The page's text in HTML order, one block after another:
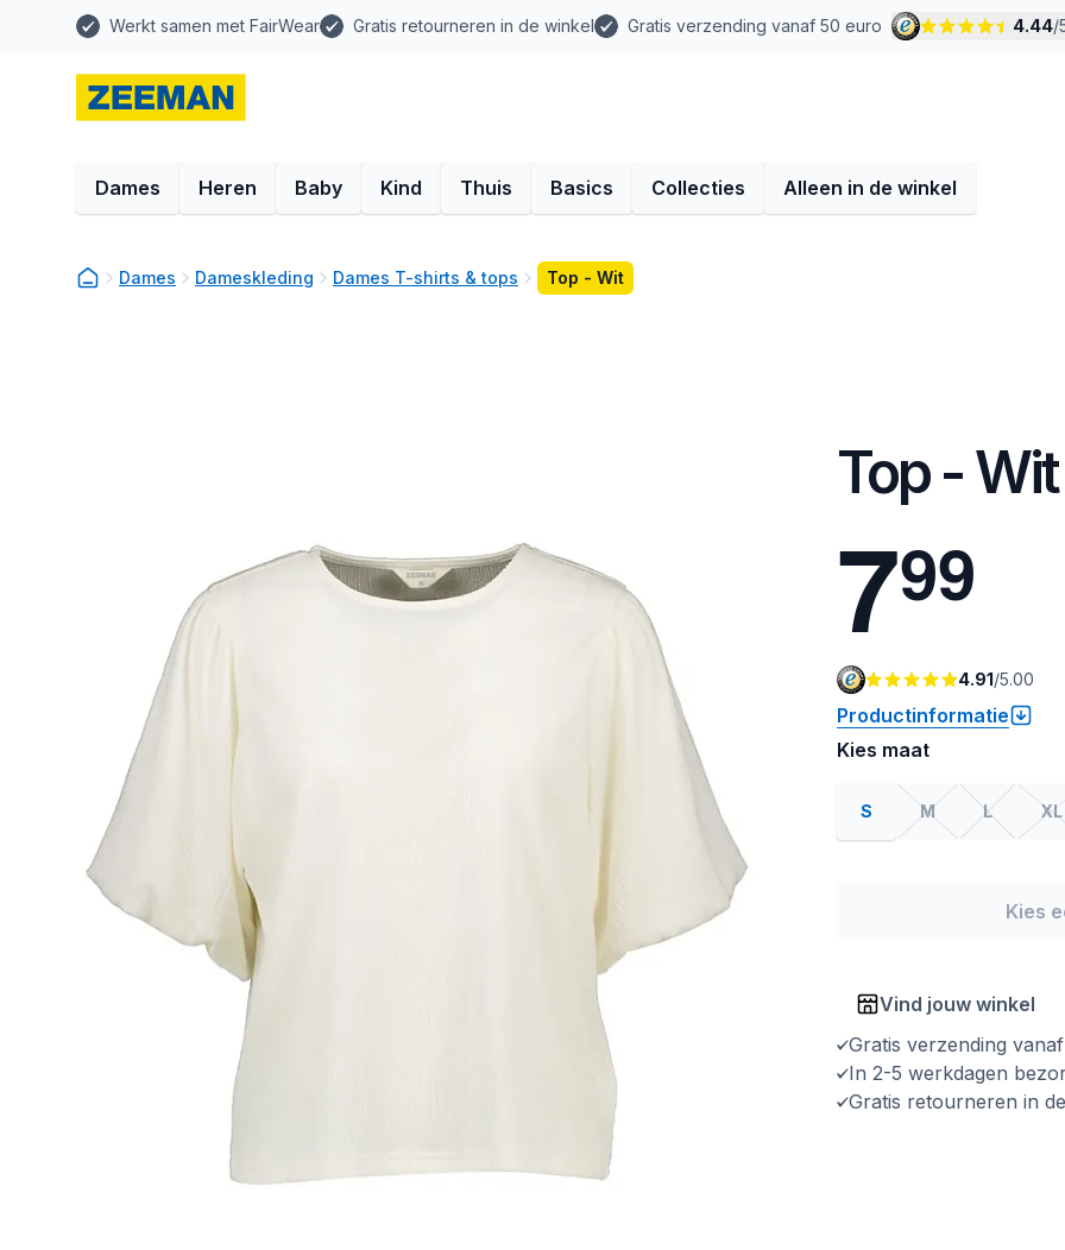
Werkt samen met FairWear Gratis retourneren in de winkel Gratis verzending vanaf 50 euro 4.44/
Dames Heren Baby Kind Thuis Basics Collecties Alleen in de winkel
Dames Dameskleding Dames T-shirts & tops Top - Wit
Top - Wit
799
4.91/5.00
Productinformatie
Kies maat
S M L XL
Kies
Vind jouw winkel
Gratis verzending
In 2-5 werkdagen
Gratis retourneren in